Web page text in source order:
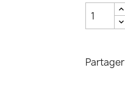
Partager